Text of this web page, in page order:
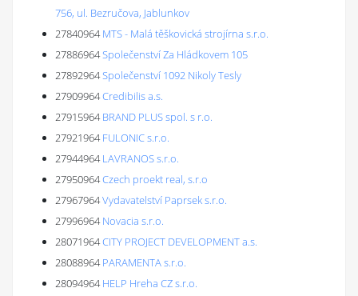
756, ul. Bezručova, Jablunkov
27840964 MTS - Malá těškovická strojírna s.r.o.
27886964Společenství Za Hládkovem 105
27892964Společenství 1092 Nikoly Tesly
27909964Credibilis a.s.
27915964 BRAND PLUS spol. s r.o.
27921964 FULONIC s.r.o.
27944964 LAVRANOS s.r.o.
27950964Czech proekt real, s.r.o
27967964Vydavatelství Paprsek s.r.o.
27996964 Novacia s.r.o.
28071964CITY PROJECT DEVELOPMENT a.s.
28088964 PARAMENTA s.r.o.
28094964 HELP Hreha CZ s.r.o.